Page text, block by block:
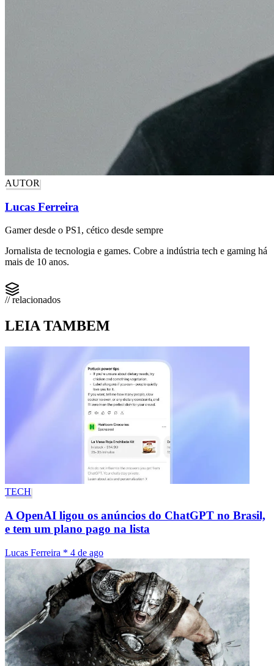
AUTOR
Lucas Ferreira
Gamer desde o PS1, cético desde sempre
Jornalista de tecnologia e games. Cobre a indústria tech e gaming há
mais de 10 anos.
// relacionados
LEIA TAMBEM
TECH
A OpenAI ligou os anúncios do ChatGPT no Brasil,
e tem um plano pago na lista
Lucas Ferreira * 4 de ago